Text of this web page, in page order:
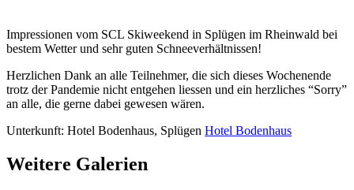
Impressionen vom SCL Skiweekend in Splügen im Rheinwald bei
bestem Wetter und sehr guten Schneeverhältnissen!
Herzlichen Dank an alle Teilnehmer, die sich dieses Wochenende
trotz der Pandemie nicht entgehen liessen und ein herzliches “Sorry”
an alle, die gerne dabei gewesen wären.
Unterkunft: Hotel Bodenhaus, Splügen Hotel Bodenhaus
Weitere Galerien